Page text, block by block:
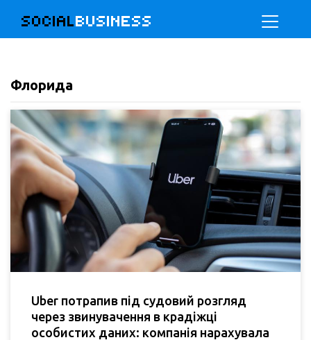
SOCIALBUSINESS
Флорида
Uber потрапив під судовий розгляд
через звинувачення в крадіжці
особистих даних: компанія нарахувала